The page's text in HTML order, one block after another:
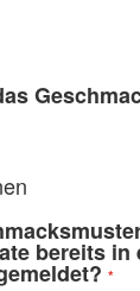
bereits in